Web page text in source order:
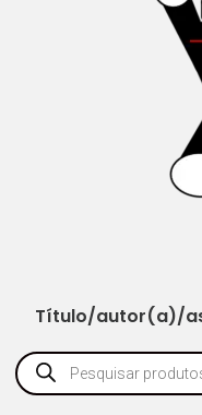
Título/autor(a)/